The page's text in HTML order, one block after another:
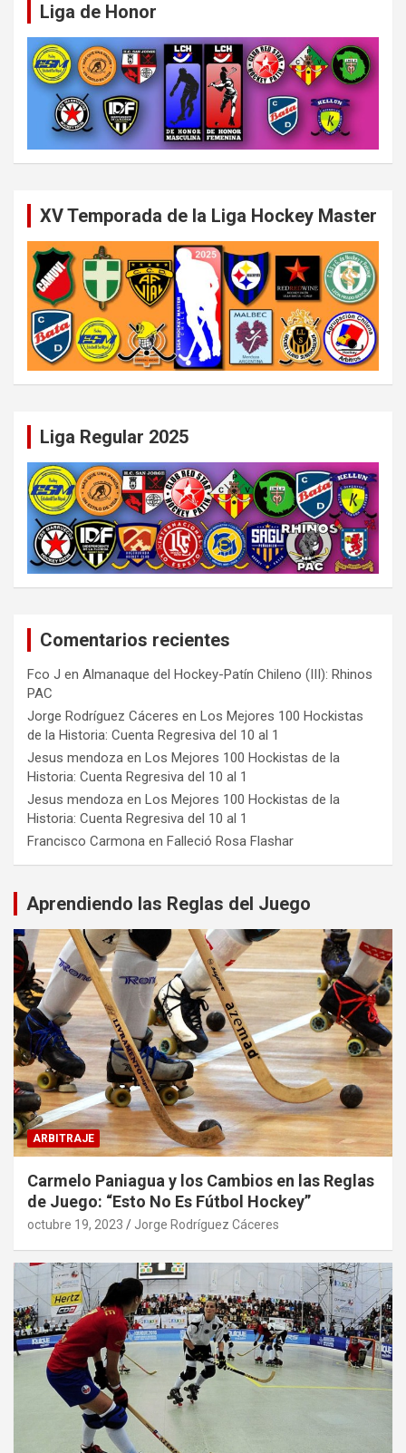
Liga de Honor
XV Temporada de la Liga Hockey Master
Liga Regular 2025
Comentarios recientes
Fco J en Almanaque del Hockey-Patín Chileno (III): Rhinos
PAC
Jorge Rodríguez Cáceres en Los Mejores 100 Hockistas
de la Historia: Cuenta Regresiva del 10 al 1
Jesus mendoza en Los Mejores 100 Hockistas de la
Historia: Cuenta Regresiva del 10 al 1
Jesus mendoza en Los Mejores 100 Hockistas de la
Historia: Cuenta Regresiva del 10 al 1
Francisco Carmona en Falleció Rosa Flashar
Aprendiendo las Reglas del Juego
ARBITRAJE
Carmelo Paniagua y los Cambios en las Reglas
de Juego: “Esto No Es Fútbol Hockey”
octubre 19, 2023 Jorge Rodríguez Cáceres